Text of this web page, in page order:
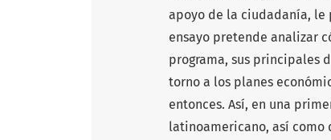
apoyo de la ciudadanía,
ensayo pretende analizar
programa, sus principales
torno a los planes
entonces. Así, en una
latinoamericano, así como